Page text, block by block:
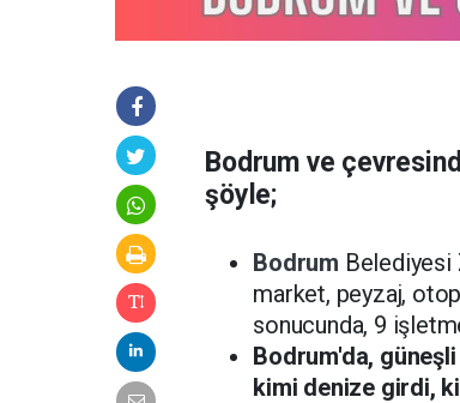
Bodrum ve
şöyle;
Bodrum Belediyesi
market, peyzaj,
sonucunda, 9
Bodrum'da,
kimi denize girdi,